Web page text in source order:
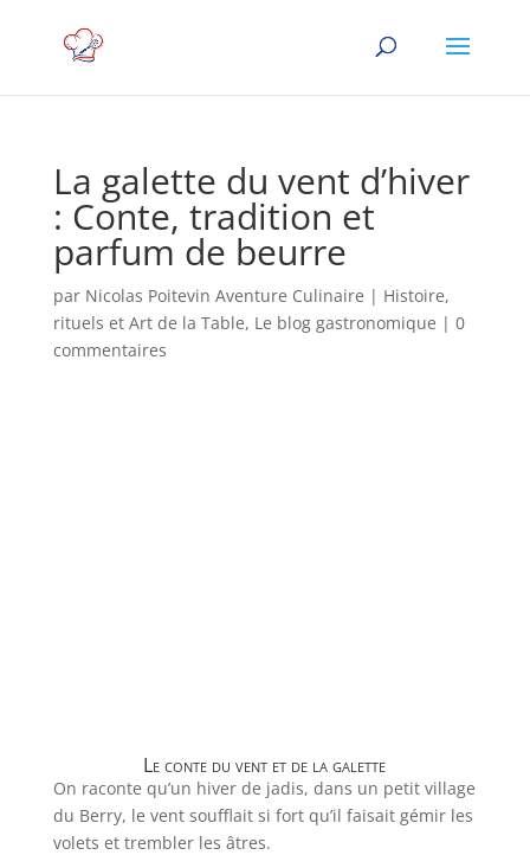
La galette du vent d’hiver
: Conte, tradition et
parfum de beurre
par Nicolas Poitevin Aventure Culinaire | Histoire,
rituels et Art de la Table, Le blog gastronomique | 0
commentaires
Le conte du vent et de la galette
On raconte qu’un hiver de jadis, dans un petit village
du Berry, le vent soufflait si fort qu’il faisait gémir les
volets et trembler les âtres.